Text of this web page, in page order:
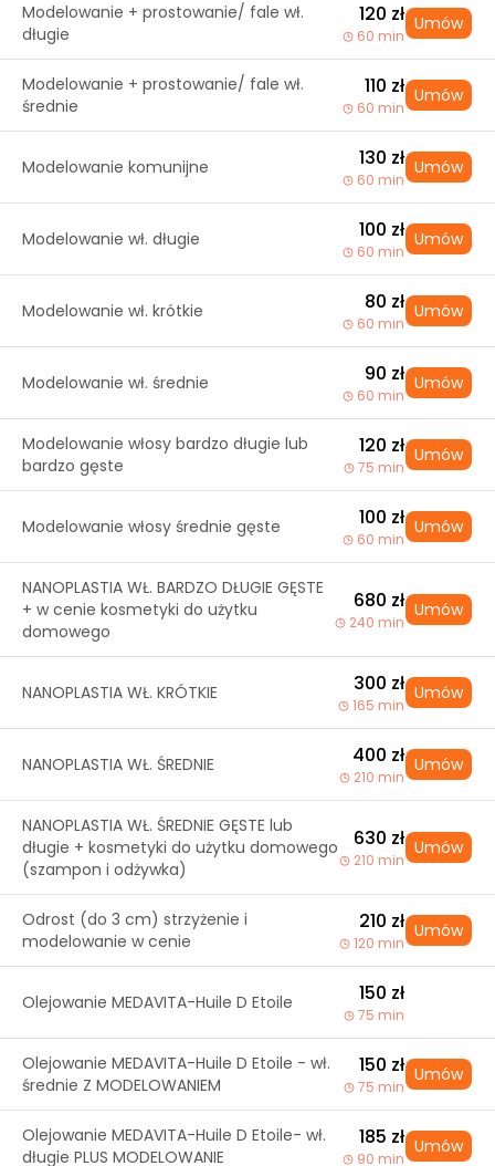
Modelowanie + prostowanie/ fale wł.
długie
120 zł
60 min
Umów
Modelowanie + prostowanie/ fale wł.
średnie
110 zł
60 min
Umów
Modelowanie komunijne 130 zł
60 min
Umów
Modelowanie wł. długie 100 zł
60 min
Umów
Modelowanie wł. krótkie 80 zł
60 min
Umów
Modelowanie wł. średnie 90 zł
60 min
Umów
Modelowanie włosy bardzo długie lub
bardzo gęste
120 zł
75 min
Umów
Modelowanie włosy średnie gęste 100 zł
60 min
Umów
NANOPLASTIA WŁ. BARDZO DŁUGIE GĘSTE
+ w cenie kosmetyki do użytku
domowego
680 zł
240 min
Umów
NANOPLASTIA WŁ. KRÓTKIE 300 zł
165 min
Umów
NANOPLASTIA WŁ. ŚREDNIE 400 zł
210 min
Umów
NANOPLASTIA WŁ. ŚREDNIE GĘSTE lub
długie + kosmetyki do użytku domowego
(szampon i odżywka)
630 zł
210 min
Umów
Odrost (do 3 cm) strzyżenie i
modelowanie w cenie
210 zł
120 min
Umów
Olejowanie MEDAVITA-Huile D Etoile 150 zł
75 min
Olejowanie MEDAVITA-Huile D Etoile - wł.
średnie Z MODELOWANIEM
150 zł
75 min
Umów
Olejowanie MEDAVITA-Huile D Etoile- wł.
długie PLUS MODELOWANIE
185 zł
90 min
Umów